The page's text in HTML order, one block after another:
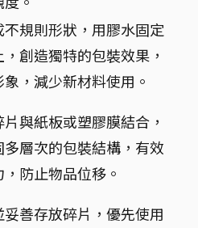
規則形狀，用膠水固定
創造獨特的包裝效果，
，減少新材料使用。
與紙板或塑膠膜結合，
層次的包裝結構，有效
防止物品位移。
善存放碎片，優先使用